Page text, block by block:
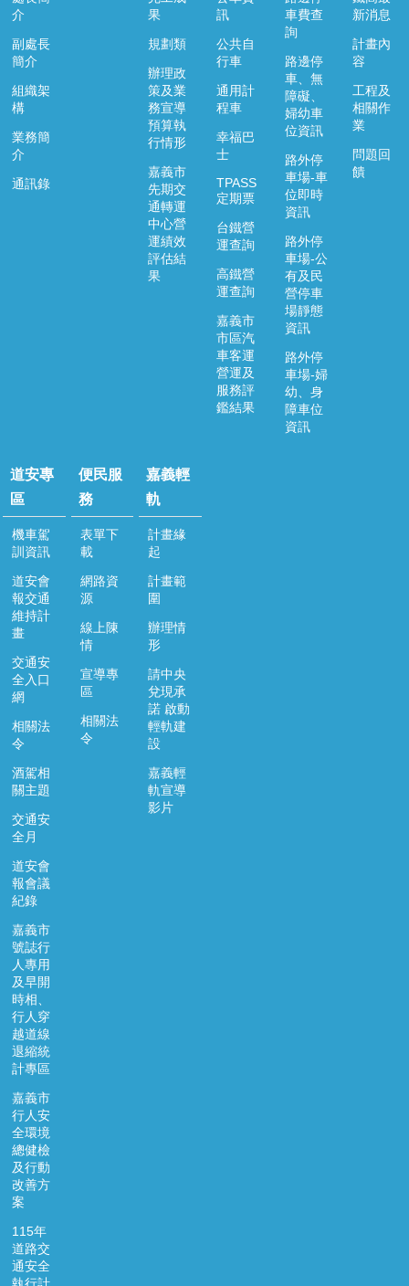
介
副處長
簡介
組織架
構
業務簡
介
通訊錄
果
規劃類
辦理政
策及業
務宣導
預算執
行情形
嘉義市
先期交
通轉運
中心營
運績效
評估結
果
訊
公共自
行車
通用計
程車
幸福巴
士
TPASS
定期票
台鐵營
運查詢
高鐵營
運查詢
嘉義市
市區汽
車客運
營運及
服務評
鑑結果
車費查
詢
路邊停
車、無
障礙、
婦幼車
位資訊
路外停
車場-車
位即時
資訊
路外停
車場-公
有及民
營停車
場靜態
資訊
路外停
車場-婦
幼、身
障車位
資訊
新消息
計畫內
容
工程及
相關作
業
問題回
饋
道安專
區
機車駕
訓資訊
道安會
報交通
維持計
畫
交通安
全入口
網
相關法
令
酒駕相
關主題
交通安
全月
道安會
報會議
紀錄
嘉義市
號誌行
人專用
及早開
時相、
行人穿
越道線
退縮統
計專區
嘉義市
行人安
全環境
總健檢
及行動
改善方
案
115年
道路交
通安全
便民服
務
表單下
載
網路資
源
線上陳
情
宣導專
區
相關法
令
嘉義輕
軌
計畫緣
起
計畫範
圍
辦理情
形
請中央
兌現承
諾 啟動
輕軌建
設
嘉義輕
軌宣導
影片